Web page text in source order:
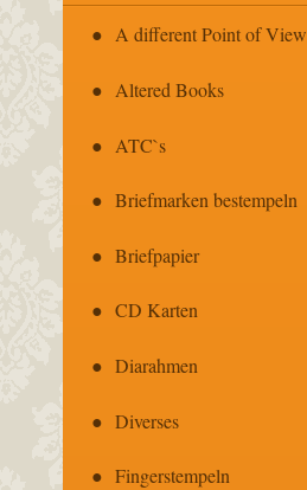
A different Point of View
Altered Books
ATC`s
Briefmarken bestempeln
Briefpapier
CD Karten
Diarahmen
Diverses
Fingerstempeln